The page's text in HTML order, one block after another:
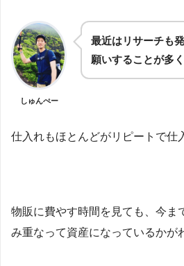
しゅんぺー
最近はリサーチも
願いすることが多
仕入れもほとんどがリピートで仕
物販に費やす時間を見ても、今ま
み重なって資産になっているかが